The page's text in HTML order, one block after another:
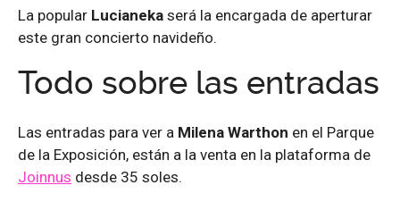
La popular Lucianeka será la encargada de aperturar
este gran concierto navideño.
Todo sobre las entradas
Las entradas para ver a Milena Warthon en el Parque
de la Exposición, están a la venta en la plataforma de
Joinnus desde 35 soles.